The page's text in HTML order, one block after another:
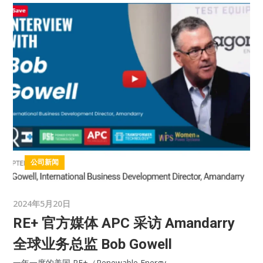
公司新闻
2024年5月20日
RE+ 官方媒体 APC 采访 Amandarry
全球业务总监 Bob Gowell